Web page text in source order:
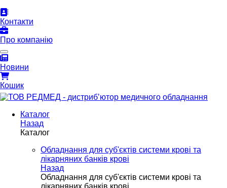
Контакти
Про компанію
Новини
Кошик
Каталог
Назад
Каталог
Обладнання для суб'єктів системи крові та
лікарняних банків крові
Назад
Обладнання для суб'єктів системи крові та
лікарняних банків крові